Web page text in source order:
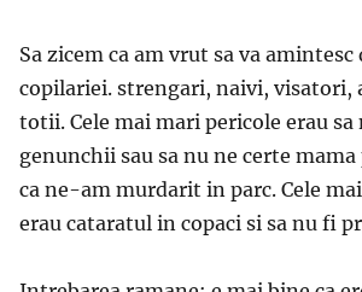
Sa zicem ca am vrut sa va amintesc
copilariei. strengari, naivi, visatori,
totii. Cele mai mari pericole erau
genunchii sau sa nu ne certe
ca ne-am murdarit in parc. Cele
erau cataratul in copaci si sa nu fi